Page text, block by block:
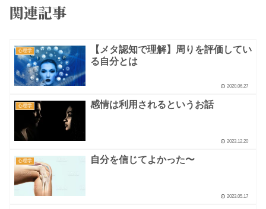
関連記事
心理学
【メタ認知で理解】周りを評価してい
る自分とは
2020.06.27
心理学 感情は利用されるというお話
2023.12.20
心理学 自分を信じてよかった〜
2023.05.17